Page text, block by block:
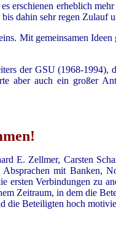
erschienen erheblich
dahin sehr regen Zulauf
Mit gemeinsamen
der GSU (1968-1994),
aber auch ein großer
E. Zellmer, Carsten
mit Banken,
ersten Verbindungen zu
Zeitraum, in dem die
Beteiligten hoch